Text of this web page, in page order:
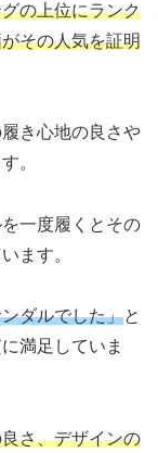
の上位にランク
その人気を証明
き心地の良さや
。
一度履くとその
ます。
ダルでした」と
満足していま
さ、デザインの